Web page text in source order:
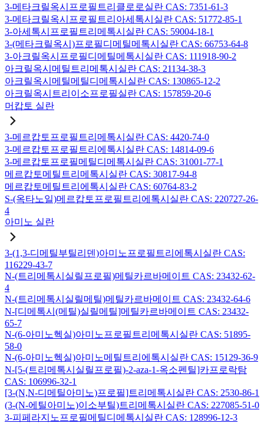
3-메타크릴옥시프로필트리클로로실란 CAS: 7351-61-3
3-메타크릴옥시프로필트리아세톡시실란 CAS: 51772-85-1
3-아세톡시프로필트리메톡시실란 CAS: 59004-18-1
3-(메타크릴옥시)프로필디메틸메톡시실란 CAS: 66753-64-8
3-아크릴옥시프로필디메틸메톡시실란 CAS: 111918-90-2
아크릴옥시메틸트리메톡시실란 CAS: 21134-38-3
아크릴옥시메틸메틸디메톡시실란 CAS: 130865-12-2
아크릴옥시트리이소프로필실란 CAS: 157859-20-6
머캅토 실란
3-메르캅토프로필트리메톡시실란 CAS: 4420-74-0
3-메르캅토프로필트리에톡시실란 CAS: 14814-09-6
3-메르캅토프로필메틸디메톡시실란 CAS: 31001-77-1
메르캅토메틸트리메톡시실란 CAS: 30817-94-8
메르캅토메틸트리에톡시실란 CAS: 60764-83-2
S-(옥타노일)메르캅토프로필트리에톡시실란 CAS: 220727-26-
4
아미노 실란
3-(1,3-디메틸부틸리덴)아미노프로필트리에톡시실란 CAS:
116229-43-7
N-(트리메톡시실릴프로필)메틸카르바메이트 CAS: 23432-62-
4
N-(트리메톡시실릴메틸)메틸카르바메이트 CAS: 23432-64-6
N-[디메톡시(메틸)실릴메틸]메틸카르바메이트 CAS: 23432-
65-7
N-(6-아미노헥실)아미노프로필트리메톡시실란 CAS: 51895-
58-0
N-(6-아미노헥실)아미노메틸트리에톡시실란 CAS: 15129-36-9
N-[5-(트리메톡시실릴프로필)-2-aza-1-옥소펜틸]카프로락탐
CAS: 106996-32-1
[3-(N,N-디메틸아미노)프로필]트리메톡시실란 CAS: 2530-86-1
(3-(N-에틸아미노)이소부틸)트리메톡시실란 CAS: 227085-51-0
3-피페라지노프로필메틸디메톡시실란 CAS: 128996-12-3